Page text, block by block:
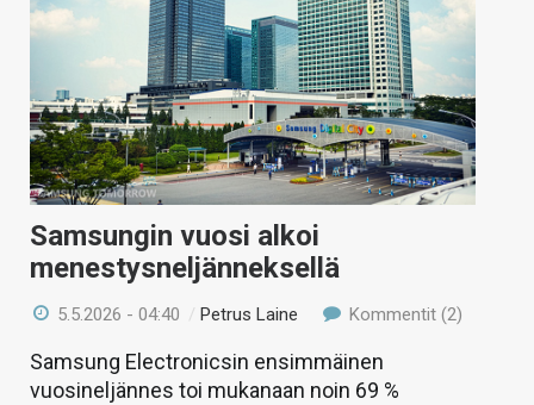
Samsungin vuosi alkoi
menestysneljänneksellä
5.5.2026 - 04:40 / Petrus Laine Kommentit (2)
Samsung Electronicsin ensimmäinen
vuosineljännes toi mukanaan noin 69 %